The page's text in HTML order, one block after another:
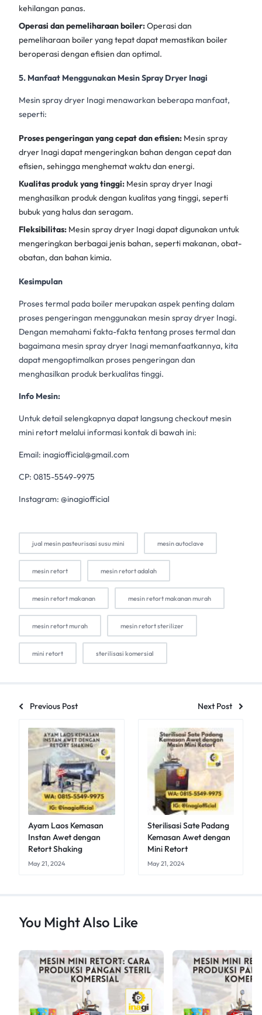
kehilangan panas.
Operasi dan pemeliharaan boiler:Operasi dan
pemeliharaan boiler yang tepat dapat memastikan boiler
beroperasi dengan efisien dan optimal.
5. Manfaat Menggunakan Mesin Spray Dryer Inagi
Mesin spray dryer Inagi menawarkan beberapa manfaat,
seperti:
Proses pengeringan yang cepat dan efisien: Mesin spray
dryer Inagidapat mengeringkan bahan dengan cepat dan
efisien, sehingga menghemat waktu dan energi.
Kualitas produk yang tinggi: Mesin spray dryer Inagi
menghasilkan produk dengan kualitas yang tinggi, seperti
bubuk yang halus dan seragam.
Fleksibilitas: Mesin spray dryer Inagidapat digunakan untuk
mengeringkan berbagai jenis bahan, seperti makanan, obat-
obatan, dan bahan kimia.
Kesimpulan
Proses termal pada boiler merupakan aspek penting dalam
proses pengeringan menggunakan mesin spray dryer Inagi.
Dengan memahami fakta-fakta tentang proses termal dan
bagaimana mesin spray dryer Inagi memanfaatkannya, kita
dapat mengoptimalkan proses pengeringan dan
menghasilkan produk berkualitas tinggi.
Info Mesin:
Untuk detail selengkapnya dapat langsung checkout mesin
mini retort melalui informasi kontak di bawah ini:
Email: inagiofficial@gmail.com
CP: 0815-5549-9975
Instagram: @inagiofficial
jual mesin pasteurisasi susu mini mesin autoclave
mesin retort mesin retort adalah
mesin retort makanan mesin retort makanan murah
mesin retort murah mesin retort sterilizer
mini retort sterilisasi komersial
Previous Post Next Post
Ayam Laos Kemasan
Instan Awet dengan
Retort Shaking
May 21, 2024
Sterilisasi Sate Padang
Kemasan Awet dengan
Mini Retort
May 21, 2024
You Might Also Like